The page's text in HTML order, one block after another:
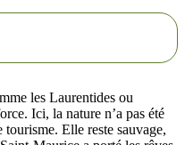
les Laurentides ou
Ici, la nature n’a pas été
Elle reste sauvage,